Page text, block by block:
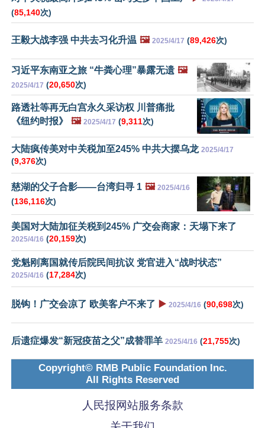
(85,140次)
王毅大战李强 中共去习化升温 🖼️ 2025/4/17 (89,426次)
习近平东南亚之旅 “牛粪心理”暴露无遗 🖼️
2025/4/17 (20,650次)
路透社等再无白宫永久采访权 川普痛批
《纽约时报》
🖼️ 2025/4/17 (9,311次)
大陆疯传美对中关税加至245% 中共大摆乌龙 2025/4/17
(9,376次)
慈湖的父子合影——台湾归寻 1 🖼️ 2025/4/16
(136,116次)
美国对大陆加征关税到245% 广交会商家：天塌下来了
2025/4/16 (20,159次)
党魁刚离国就传后院民间抗议 党官进入“战时状态”
2025/4/16 (17,284次)
脱钩！广交会凉了 欧美客户不来了 ▶️ 2025/4/16 (90,698次)
后遗症爆发“新冠疫苗之父”成替罪羊 2025/4/16 (21,755次)
Copyright© RMB Public Foundation Inc.
All Rights Reserved
人民报网站服务条款